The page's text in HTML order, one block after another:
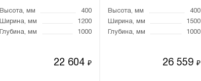
Высота, мм
400
Ширина, мм
1200
Глубина, мм
1000
22 604₽
Высота, мм
400
Ширина, мм
1500
Глубина, мм
1000
26 559 ₽